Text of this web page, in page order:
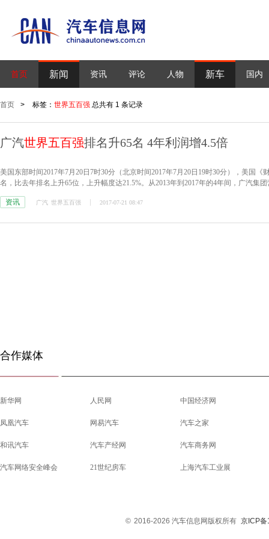
首页 新闻 资讯 评论 人物 新车 国内
首页 > 标签： 世界五百强 总共有 1 条记录
广汽世界五百强排名升65名 4年利润增4.5倍
美国东部时间2017年7月20日7时30分（北京时间2017年7月20日19时30分），美国
名，比去年排名上升65位，上升幅度达21.5%。从2013年到2017年的4年间，广汽集
资讯 广汽 世界五百强 2017-07-21 08:47
合作媒体
新华网 人民网 中国经济网
凤凰汽车 网易汽车 汽车之家
和讯汽车 汽车产经网 汽车商务网
汽车网络安全峰会 21世纪房车 上海汽车工业展
© 2016-2026 汽车信息网版权所有 京ICP